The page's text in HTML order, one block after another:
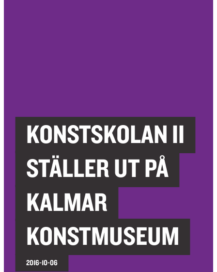
KONSTSKOLAN II
STÄLLER UT PÅ
KALMAR
KONSTMUSEUM
2016-10-06